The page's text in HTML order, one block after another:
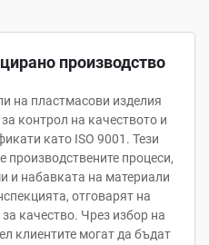
производство
на пластмасови изделия
контрол на качеството и
като ISO 9001. Тези
производствените процеси,
и набавката на материали
отговарят на
качество. Чрез избор на
клиентите могат да бъдат